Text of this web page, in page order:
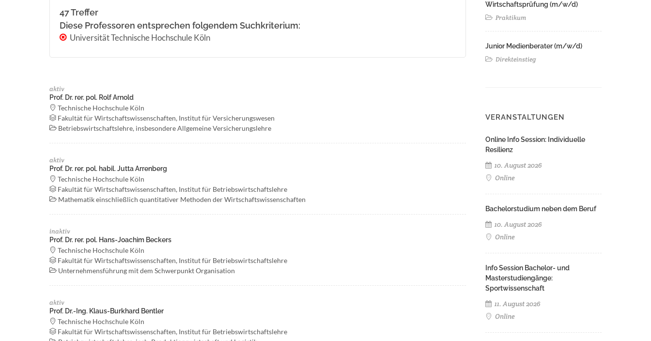
47 Treffer
Diese Professoren entsprechen folgendem Suchkriterium:
Universität Technische Hochschule Köln
aktiv
Prof. Dr. rer. pol. Rolf Arnold
Technische Hochschule Köln
Fakultät für Wirtschaftswissenschaften, Institut für Versicherungswesen
Betriebswirtschaftslehre, insbesondere Allgemeine Versicherungslehre
aktiv
Prof. Dr. rer. pol. habil. Jutta Arrenberg
Technische Hochschule Köln
Fakultät für Wirtschaftswissenschaften, Institut für Betriebswirtschaftslehre
Mathematik einschließlich quantitativer Methoden der Wirtschaftswissenschaften
inaktiv
Prof. Dr. rer. pol. Hans-Joachim Beckers
Technische Hochschule Köln
Fakultät für Wirtschaftswissenschaften, Institut für Betriebswirtschaftslehre
Unternehmensführung mit dem Schwerpunkt Organisation
aktiv
Prof. Dr.-Ing. Klaus-Burkhard Bentler
Technische Hochschule Köln
Fakultät für Wirtschaftswissenschaften, Institut für Betriebswirtschaftslehre
Wirtschaftsprüfung (m/w/d)
Praktikum
Junior Medienberater (m/w/d)
Direkteinstieg
VERANSTALTUNGEN
Online Info Session: Individuelle
Resilienz
10. August 2026
Online
Bachelorstudium neben dem Beruf
10. August 2026
Online
Info Session Bachelor- und
Masterstudiengänge:
Sportwissenschaft
11. August 2026
Online